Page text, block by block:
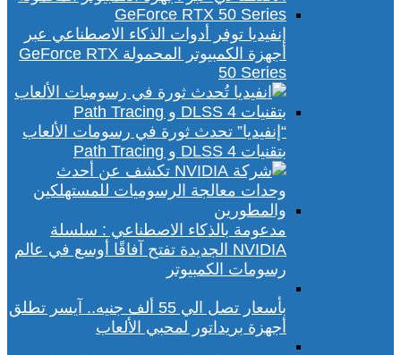
إنفيديا توفر أدوات الذكاء الاصطناعي عبر
أجهزة الكمبيوتر المحمولة GeForce RTX
50 Series
“إنفيديا” تحدث ثورة في رسومات الألعاب
بتقنيات DLSS 4 و Path Tracing
مدعومة بالذكاء الاصطناعي : سلسلة
NVIDIA الجديدة تفتح آفاقًا أوسع في عالم
رسومات الكمبيوتر
بأسعار تصل الي 55 ألف جنيه.. آيسر تطلق
أجهزة بريداتور لمحبي الألعاب